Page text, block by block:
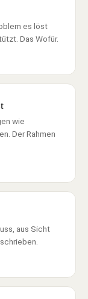
es löst
Das Wofür.
wie
Der Rahmen
aus Sicht